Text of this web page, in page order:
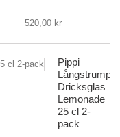
520,00 kr
Pippi
Långstrump
Dricksglas
Lemonade
25 cl 2-
pack